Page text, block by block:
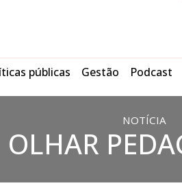
públicas Gestão Podcast
NOTÍCIA
OLHAR